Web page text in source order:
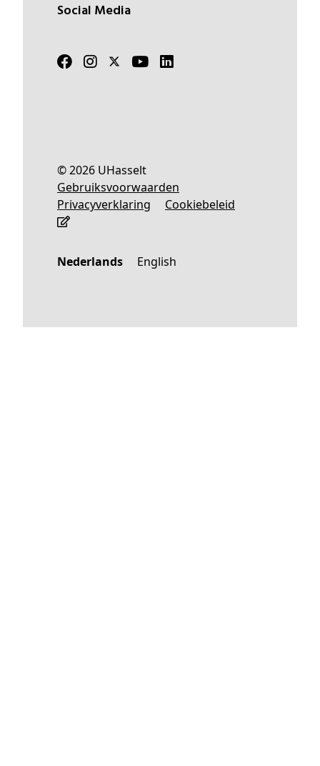
Social Media
© 2026 UHasselt
Gebruiksvoorwaarden
Privacyverklaring
Cookiebeleid
Nederlands English